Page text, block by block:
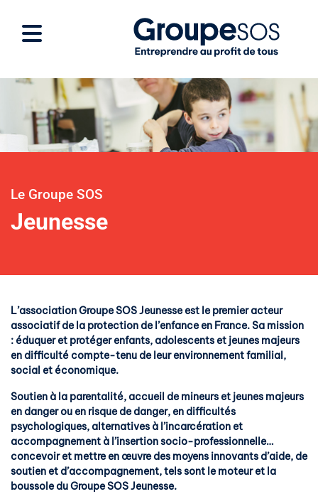
Le Groupe SOS
Jeunesse
L’association Groupe SOS Jeunesse est le premier acteur
associatif de la protection de l’enfance en France. Sa mission
: éduquer et protéger enfants, adolescents et jeunes majeurs
en difficulté compte-tenu de leur environnement familial,
social et économique.
Soutien à la parentalité, accueil de mineurs et jeunes majeurs
en danger ou en risque de danger, en difficultés
psychologiques, alternatives à l’incarcération et
accompagnement à l’insertion socio-professionnelle…
concevoir et mettre en œuvre des moyens innovants d’aide, de
soutien et d’accompagnement, tels sont le moteur et la
boussole du Groupe SOS Jeunesse.